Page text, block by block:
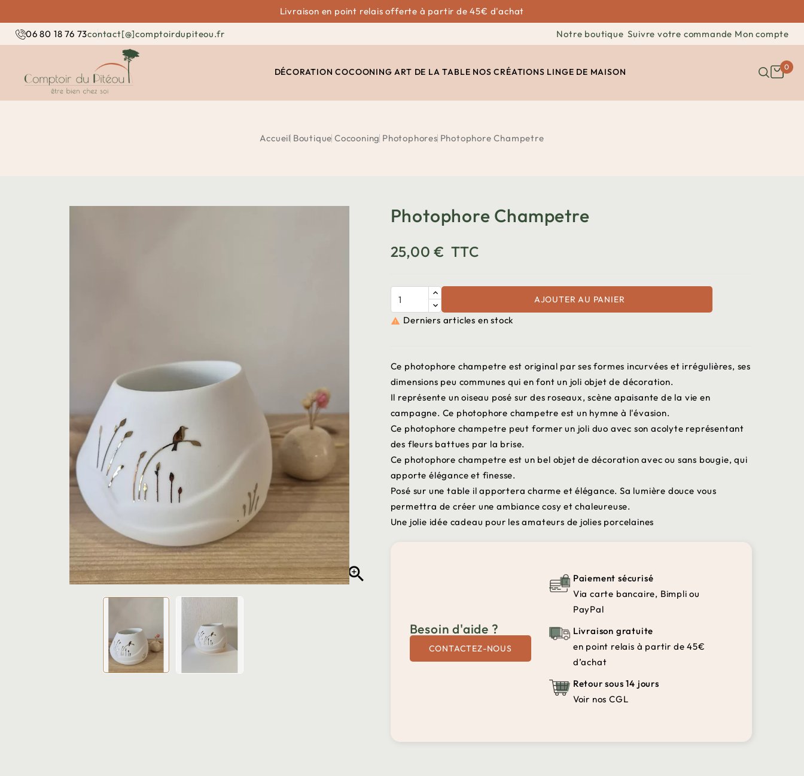
Livraison en point relais offerte à partir de 45€ d'achat
06 80 18 76 73contact[@]comptoirdupiteou.fr Notre boutique Suivre votre commande Mon compte
DÉCORATION COCOONING ART DE LA TABLE NOS CRÉATIONS LINGE DE MAISON 0
Accueil Boutique Cocooning Photophores Photophore Champetre

Photophore Champetre
25,00 € TTC
AJOUTER AU PANIER
 Derniers articles en stock
Ce photophore champetre est original par ses formes incurvées et irrégulières, ses
dimensions peu communes qui en font un joli objet de décoration.
Il représente un oiseau posé sur des roseaux, scène apaisante de la vie en
campagne. Ce photophore champetre est un hymne à l'évasion.
Ce photophore champetre peut former un joli duo avec son acolyte représentant
des fleurs battues par la brise.
Ce photophore champetre est un bel objet de décoration avec ou sans bougie, qui
apporte élégance et finesse.
Posé sur une table il apportera charme et élégance. Sa lumière douce vous
permettra de créer une ambiance cosy et chaleureuse.
Une jolie idée cadeau pour les amateurs de jolies porcelaines
Besoin d'aide ?
CONTACTEZ-NOUS
Paiement sécurisé
Via carte bancaire, Bimpli ou
PayPal
Livraison gratuite
en point relais à partir de 45€
d’achat
Retour sous 14 jours
Voir nos CGL